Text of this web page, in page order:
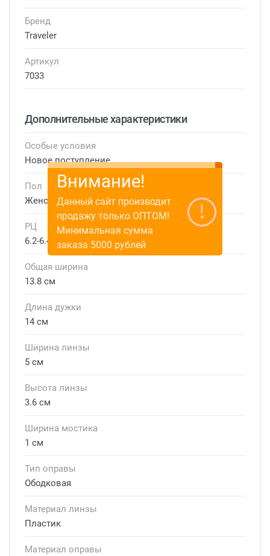
Бренд
Traveler
Артикул
7033
Дополнительные характеристики
Особые условия
Новое поступление
Пол
Женские
РЦ
6.2-6.4 см
Общая ширина
13.8 см
Длина дужки
14 см
Ширина линзы
5 см
Высота линзы
3.6 см
Ширина мостика
1 см
Тип оправы
Ободковая
Материал линзы
Пластик
Материал оправы
Внимание!
Данный сайт производит
продажу только ОПТОМ!
Минимальная сумма
заказа 5000 рублей